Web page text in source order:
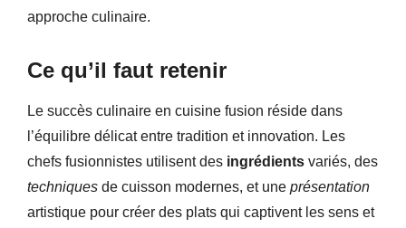
approche culinaire.
Ce qu’il faut retenir
Le succès culinaire en cuisine fusion réside dans
l’équilibre délicat entre tradition et innovation. Les
chefs fusionnistes utilisent des ingrédients variés, des
techniques de cuisson modernes, et une présentation
artistique pour créer des plats qui captivent les sens et